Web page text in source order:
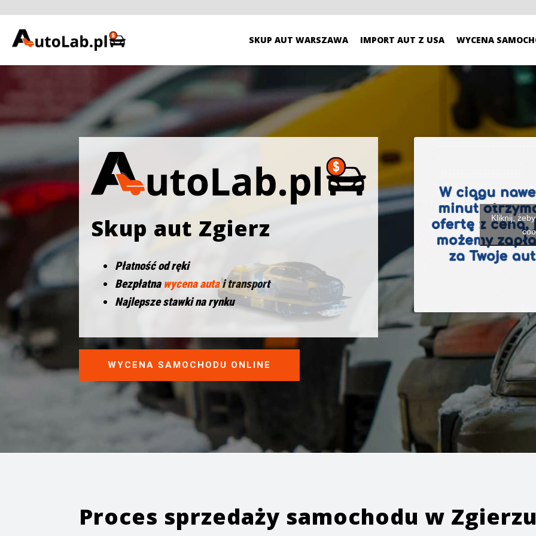
SKUP AUT WARSZAWA IMPORT AUT Z USA WYCENA
Skup aut Zgierz
Płatność od ręki
Bezpłatna wycena autai transport
Najlepsze stawki na rynku
WYCENA SAMOCHODU ONLINE
Kliknij,
Proces sprzedaży samochodu w